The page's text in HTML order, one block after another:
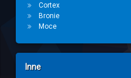
Cortex
Bronie
Moce
Inne